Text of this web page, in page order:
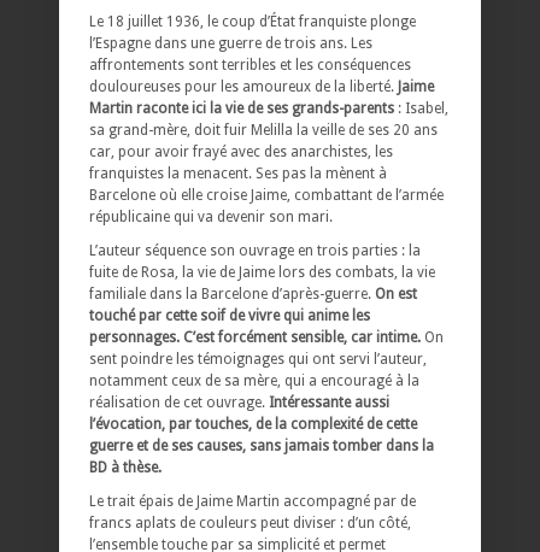
Le 18 juillet 1936, le coup d’État franquiste plonge
l’Espagne dans une guerre de trois ans. Les
affrontements sont terribles et les conséquences
douloureuses pour les amoureux de la liberté. Jaime
Martin raconte ici la vie de ses grands-parents : Isabel,
sa grand-mère, doit fuir Melilla la veille de ses 20 ans
car, pour avoir frayé avec des anarchistes, les
franquistes la menacent. Ses pas la mènent à
Barcelone où elle croise Jaime, combattant de l’armée
républicaine qui va devenir son mari.
L’auteur séquence son ouvrage en trois parties : la
fuite de Rosa, la vie de Jaime lors des combats, la vie
familiale dans la Barcelone d’après-guerre. On est
touché par cette soif de vivre qui anime les
personnages. C’est forcément sensible, car intime. On
sent poindre les témoignages qui ont servi l’auteur,
notamment ceux de sa mère, qui a encouragé à la
réalisation de cet ouvrage. Intéressante aussi
l’évocation, par touches, de la complexité de cette
guerre et de ses causes, sans jamais tomber dans la
BD à thèse.
Le trait épais de Jaime Martin accompagné par de
francs aplats de couleurs peut diviser : d’un côté,
l’ensemble touche par sa simplicité et permet